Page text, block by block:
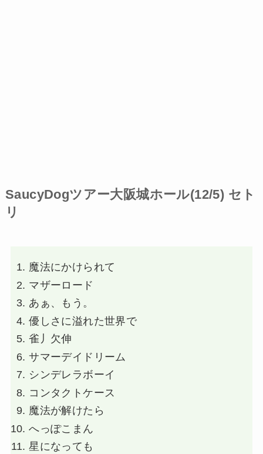
SaucyDogツアー大阪城ホール(12/5) セト
リ
魔法にかけられて
マザーロード
あぁ、もう。
優しさに溢れた世界で
雀丿欠伸
サマーデイドリーム
シンデレラボーイ
コンタクトケース
魔法が解けたら
へっぽこまん
星になっても